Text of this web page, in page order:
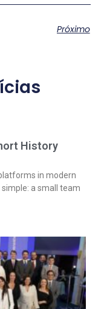
Próximo
History
in modern
a small team